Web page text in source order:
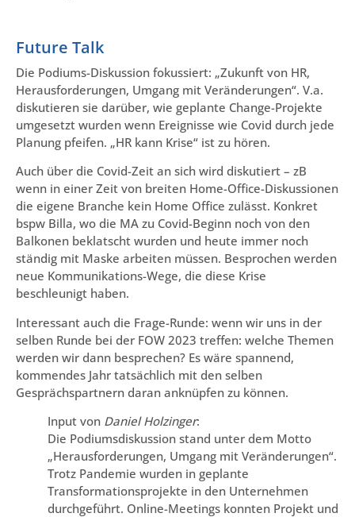
Future Talk
Die Podiums-Diskussion fokussiert: „Zukunft von HR,
Herausforderungen, Umgang mit Veränderungen“. V.a.
diskutieren sie darüber, wie geplante Change-Projekte
umgesetzt wurden wenn Ereignisse wie Covid durch jede
Planung pfeifen. „HR kann Krise“ ist zu hören.
Auch über die Covid-Zeit an sich wird diskutiert – zB
wenn in einer Zeit von breiten Home-Office-Diskussionen
die eigene Branche kein Home Office zulässt. Konkret
bspw Billa, wo die MA zu Covid-Beginn noch von den
Balkonen beklatscht wurden und heute immer noch
ständig mit Maske arbeiten müssen. Besprochen werden
neue Kommunikations-Wege, die diese Krise
beschleunigt haben.
Interessant auch die Frage-Runde: wenn wir uns in der
selben Runde bei der FOW 2023 treffen: welche Themen
werden wir dann besprechen? Es wäre spannend,
kommendes Jahr tatsächlich mit den selben
Gesprächspartnern daran anknüpfen zu können.
Input von Daniel Holzinger:
Die Podiumsdiskussion stand unter dem Motto
„Herausforderungen, Umgang mit Veränderungen“.
Trotz Pandemie wurden in geplante
Transformationsprojekte in den Unternehmen
durchgeführt. Online-Meetings konnten Projekt und